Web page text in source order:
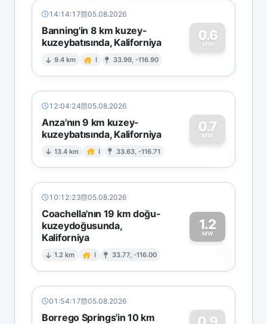
14:14:17 05.08.2026
Banning'in 8 km kuzey-
kuzeybatısında, Kaliforniya
9.4 km I 33.99, -116.90
0.6
MW
0
12:04:24 05.08.2026
Anza'nın 9 km kuzey-
kuzeybatısında, Kaliforniya
13.4 km I 33.63, -116.71
0.7
MW
0
10:12:23 05.08.2026
Coachella'nın 19 km doğu-
kuzeydoğusunda,
Kaliforniya
1.2 km I 33.77, -116.00
1.2
MW
1
01:54:17 05.08.2026
Borrego Springs'in 10 km